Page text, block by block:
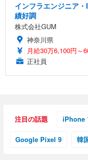
インフラエンジニア
績好調
株式会社GUM
神奈川県
月給30万6,100円～
正社員
注目の話題 iPhone
Google Pixel 9 韓